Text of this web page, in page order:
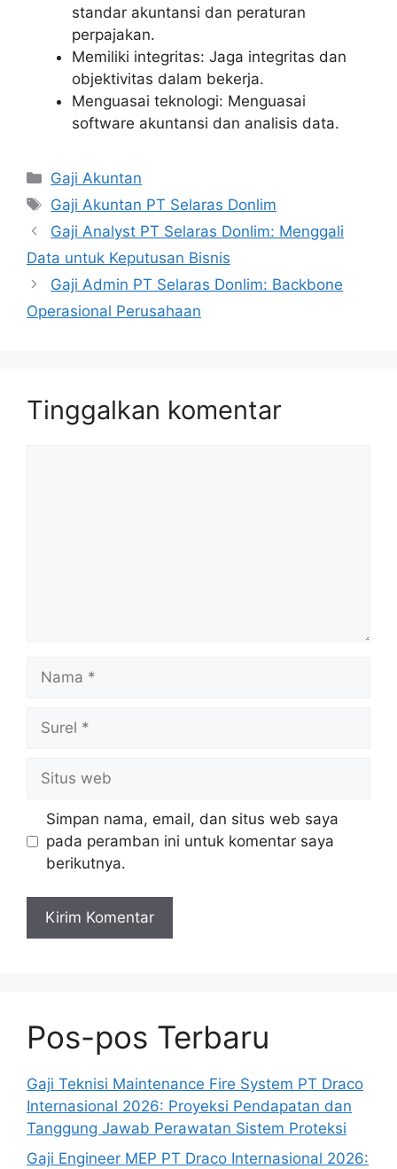
standar akuntansi dan peraturan
perpajakan.
Memiliki integritas: Jaga integritas dan
objektivitas dalam bekerja.
Menguasai teknologi: Menguasai
software akuntansi dan analisis data.
Kategori
Gaji Akuntan
Tag
Gaji Akuntan PT Selaras Donlim
Gaji Analyst PT Selaras Donlim: Menggali
Data untuk Keputusan Bisnis
Gaji Admin PT Selaras Donlim: Backbone
Operasional Perusahaan
Tinggalkan komentar
web
Simpan nama, email, dan situs web saya
pada peramban ini untuk komentar saya
berikutnya.
Pos-pos Terbaru
Gaji Teknisi Maintenance Fire System PT Draco
Internasional 2026: Proyeksi Pendapatan dan
Tanggung Jawab Perawatan Sistem Proteksi
Gaji Engineer MEP PT Draco Internasional 2026: